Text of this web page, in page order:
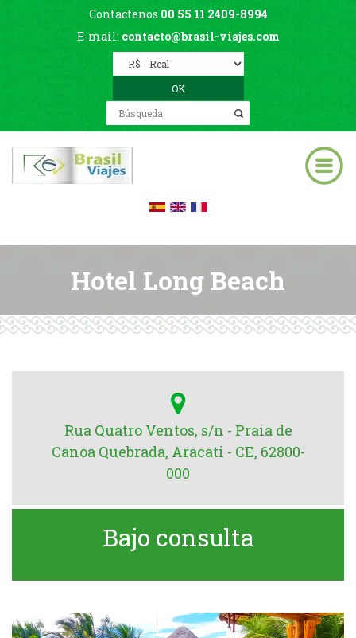
Contactenos 00 55 11 2409-8994
E-mail: contacto@brasil-viajes.com
Hotel Long Beach
Rua Quatro Ventos, s/n - Praia de
Canoa Quebrada, Aracati - CE, 62800-
000
Bajo consulta